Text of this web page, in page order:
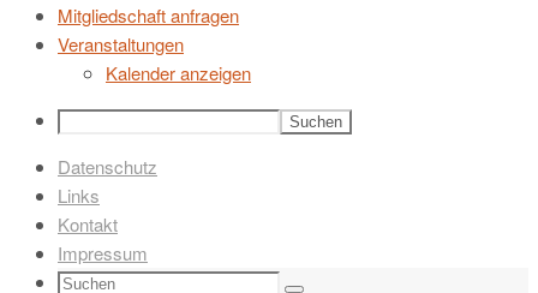
Mitgliedschaft anfragen
Veranstaltungen
Kalender anzeigen
Suchen
Datenschutz
Links
Kontakt
Impressum
Suchen